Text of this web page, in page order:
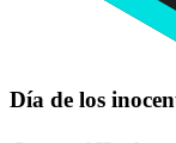
Día de los